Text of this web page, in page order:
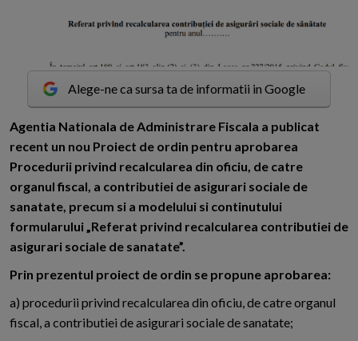
Alege-ne ca sursa ta de informatii in Google
Agentia Nationala de Administrare Fiscala a publicat
recent un nou Proiect de ordin pentru aprobarea
Procedurii privind recalcularea din oficiu, de catre
organul fiscal, a contributiei de asigurari sociale de
sanatate, precum si a modelului si continutului
formularului „Referat privind recalcularea contributiei de
asigurari sociale de sanatate”.
Prin prezentul proiect de ordin se propune aprobarea:
a) procedurii privind recalcularea din oficiu, de catre organul
fiscal, a contributiei de asigurari sociale de sanatate;